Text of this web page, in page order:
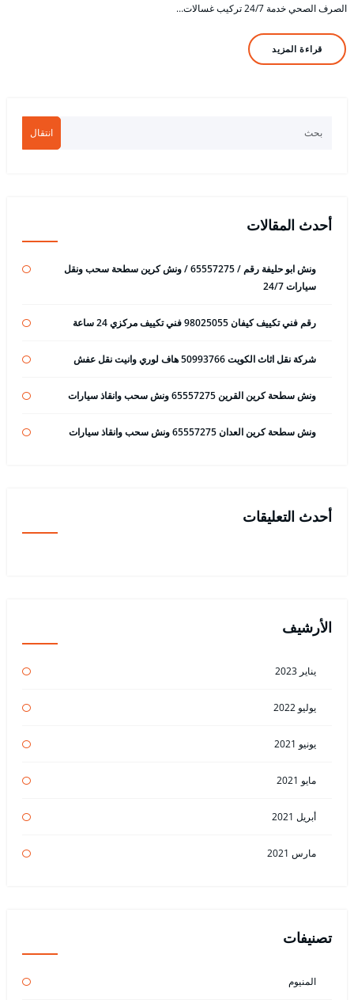
الصرف الصحي خدمة 24/7 تركيب غسالات…
قراءة المزيد
انتقال
أحدث المقالات
ونش ابو حليفة رقم / 65557275 / ونش كرين سطحة سحب ونقل
سيارات 24/7
رقم فني تكييف كيفان 98025055 فني تكييف مركزي 24 ساعة
شركة نقل اثاث الكويت 50993766 هاف لوري وانيت نقل عفش
ونش سطحة كرين القرين 65557275 ونش سحب وانقاذ سيارات
ونش سطحة كرين العدان 65557275 ونش سحب وانقاذ سيارات
أحدث التعليقات
الأرشيف
يناير 2023
يوليو 2022
يونيو 2021
مايو 2021
أبريل 2021
مارس 2021
تصنيفات
المنيوم